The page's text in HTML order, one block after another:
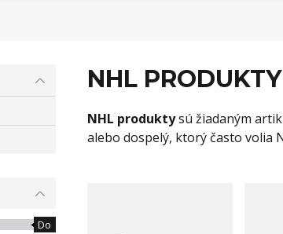
NHL PRODUKTY
NHL produktysú žiadaným
alebo dospelý, ktorý často volia
Do